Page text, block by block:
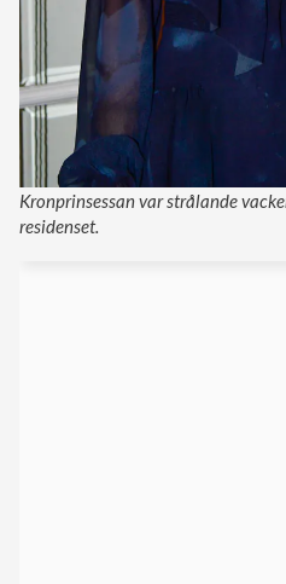
Kronprinsessan var strålande
residenset.